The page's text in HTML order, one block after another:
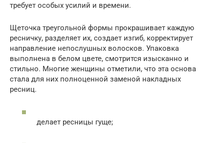
требует особых усилий и времени.
Щеточка треугольной формы прокрашивает каждую
ресничку, разделяет их, создает изгиб, корректирует
направление непослушных волосков. Упаковка
выполнена в белом цвете, смотрится изысканно и
стильно. Многие женщины отметили, что эта основа
стала для них полноценной заменой накладных
ресниц.
делает ресницы гуще;